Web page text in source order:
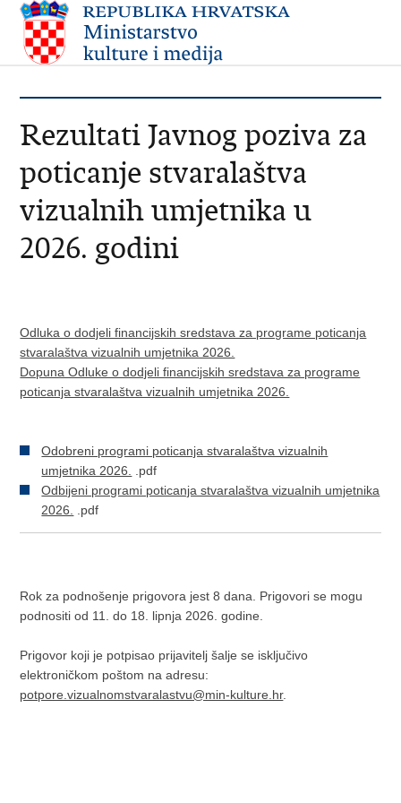
Rezultati Javnog poziva za
poticanje stvaralaštva
vizualnih umjetnika u
2026. godini
Odluka o dodjeli financijskih sredstava za programe poticanja
stvaralaštva vizualnih umjetnika 2026.
Dopuna Odluke o dodjeli financijskih sredstava za programe
poticanja stvaralaštva vizualnih umjetnika 2026.
Odobreni programi poticanja stvaralaštva vizualnih
umjetnika 2026.
.pdf
Odbijeni programi poticanja stvaralaštva vizualnih umjetnika
2026.
.pdf
Rok za podnošenje prigovora jest 8 dana. Prigovori se mogu
podnositi od 11. do 18. lipnja 2026. godine.
Prigovor koji je potpisao prijavitelj šalje se isključivo
elektroničkom poštom na adresu:
potpore.vizualnomstvaralastvu@min-kulture.hr.